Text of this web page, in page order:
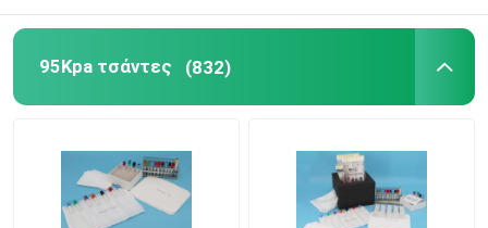
95Kpa τσάντες (832)